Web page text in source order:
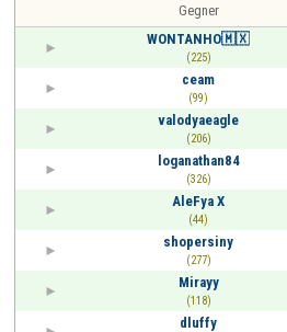
Gegner
WONTANHO🇲🇽
(225)
ceam
(99)
valodyaeagle
(206)
loganathan84
(326)
AleFya X
(44)
shopersiny
(277)
Mirayy
(118)
dluffy